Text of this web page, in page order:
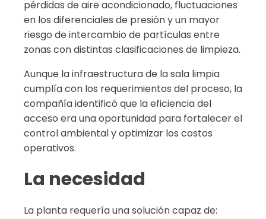
pérdidas de aire acondicionado, fluctuaciones
en los diferenciales de presión y un mayor
riesgo de intercambio de partículas entre
zonas con distintas clasificaciones de limpieza.
Aunque la infraestructura de la sala limpia
cumplía con los requerimientos del proceso, la
compañía identificó que la eficiencia del
acceso era una oportunidad para fortalecer el
control ambiental y optimizar los costos
operativos.
La necesidad
La planta requería una solución capaz de: